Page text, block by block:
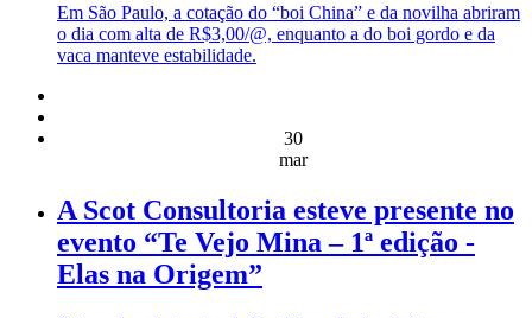
Em São Paulo, a cotação do “boi China” e da novilha abriram
o dia com alta de R$3,00/@, enquanto a do boi gordo e da
vaca manteve estabilidade.
30
mar
A Scot Consultoria esteve presente no
evento “Te Vejo Mina – 1ª edição -
Elas na Origem”